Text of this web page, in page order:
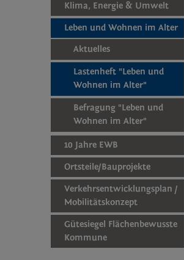
Klima, Energie & Umwelt
Leben und Wohnen im Alter
Aktuelles
Lastenheft "Leben und
Wohnen im Alter"
Befragung "Leben und
Wohnen im Alter"
10 Jahre EWB
Ortsteile/Bauprojekte
Verkehrsentwicklungsplan /
Mobilitätskonzept
Gütesiegel Flächenbewusste
Kommune